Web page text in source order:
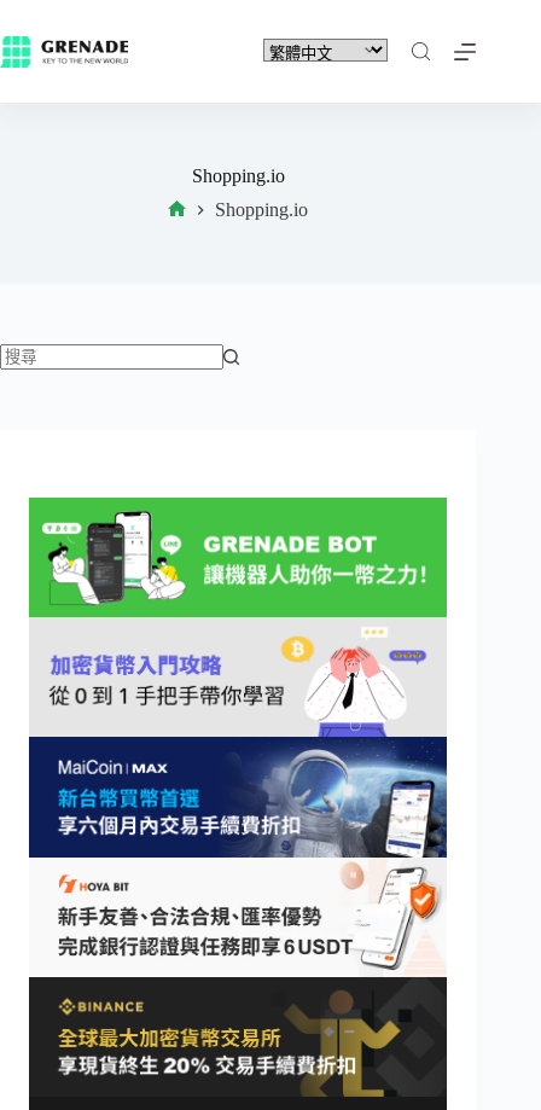
Shopping.io
Shopping.io